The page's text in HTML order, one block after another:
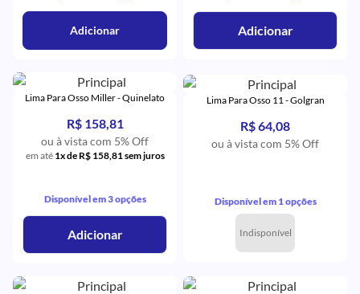
Adicionar Adicionar
Lima Para Osso Miller - Quinelato
R$ 158,81
ou à vista com 5% Off
em até 1x de R$ 158,81 sem juros
Disponível em 3 opções
Adicionar
Lima Para Osso 11 - Golgran
R$ 64,08
ou à vista com 5% Off
Disponível em 1 opções
Indisponível